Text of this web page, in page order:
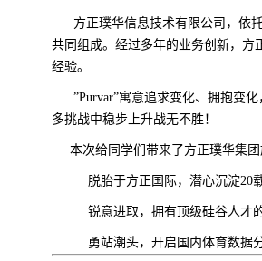
方正璞华信息技术有限公司，依
共同组成。经过多年的业务创新，方
经验。
”Purvar”寓意追求变化、拥抱变化
多挑战中稳步上升战无不胜！
本次给同学们带来了方正璞华集团
脱胎于方正国际，潜心沉淀20
锐意进取，拥有顶级硅谷人才
勇站潮头，开启国内体育数据